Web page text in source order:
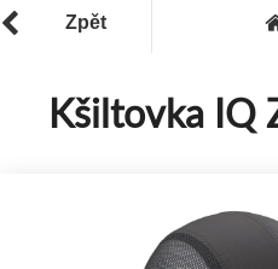
Zpět
Kšiltovka IQ